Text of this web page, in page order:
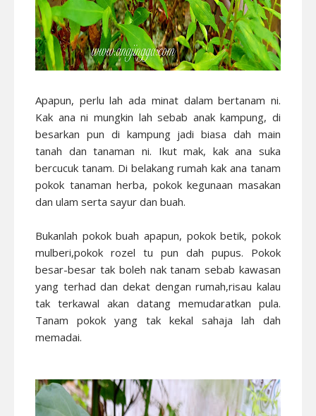
Apapun, perlu lah ada minat dalam bertanam ni.
Kak ana ni mungkin lah sebab anak kampung, di
besarkan pun di kampung jadi biasa dah main
tanah dan tanaman ni. Ikut mak, kak ana suka
bercucuk tanam. Di belakang rumah kak ana tanam
pokok tanaman herba, pokok kegunaan masakan
dan ulam serta sayur dan buah.
Bukanlah pokok buah apapun, pokok betik, pokok
mulberi,pokok rozel tu pun dah pupus. Pokok
besar-besar tak boleh nak tanam sebab kawasan
yang terhad dan dekat dengan rumah,risau kalau
tak terkawal akan datang memudaratkan pula.
Tanam pokok yang tak kekal sahaja lah dah
memadai.